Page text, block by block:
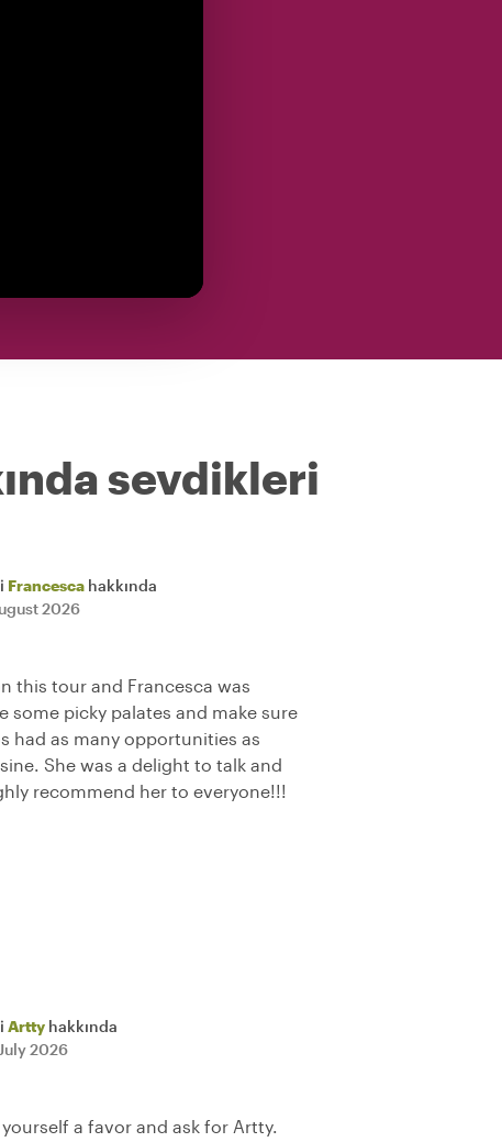
sevdikleri
Francesca hakkında
2026
this tour and Francesca was
picky palates and make sure
had as many opportunities as
She was a delight to talk and
recommend her to everyone!!!
Artty hakkında
2026
a favor and ask for Artty.